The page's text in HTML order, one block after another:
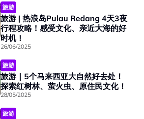
旅游
旅游 | 热浪岛Pulau Redang 4天3夜
行程攻略！感受文化、亲近大海的好
时机！
26/06/2025
旅游
旅游｜5个马来西亚大自然好去处！
探索红树林、萤火虫、原住民文化！
28/05/2025
旅游